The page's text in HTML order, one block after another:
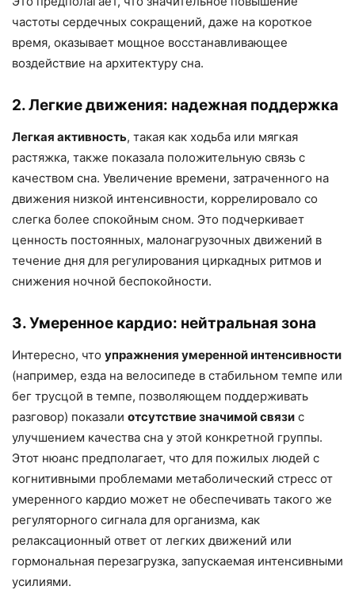
частоты сердечных сокращений, даже на короткое
время, оказывает мощное восстанавливающее
воздействие на архитектуру сна.
2. Легкие движения: надежная поддержка
Легкая активность, такая как ходьба или мягкая
растяжка, также показала положительную связь с
качеством сна. Увеличение времени, затраченного на
движения низкой интенсивности, коррелировало со
слегка более спокойным сном. Это подчеркивает
ценность постоянных, малонагрузочных движений в
течение дня для регулирования циркадных ритмов и
снижения ночной беспокойности.
3. Умеренное кардио: нейтральная зона
Интересно, что упражнения умеренной интенсивности
(например, езда на велосипеде в стабильном темпе или
бег трусцой в темпе, позволяющем поддерживать
разговор) показали отсутствие значимой связи с
улучшением качества сна у этой конкретной группы.
Этот нюанс предполагает, что для пожилых людей с
когнитивными проблемами метаболический стресс от
умеренного кардио может не обеспечивать такого же
регуляторного сигнала для организма, как
релаксационный ответ от легких движений или
гормональная перезагрузка, запускаемая интенсивными
усилиями.